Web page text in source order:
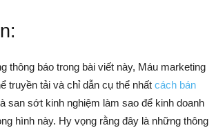
thông báo trong bài viết này, Máu marketing
truyền tải và chỉ dẫn cụ thể nhất cách bán
san sớt kinh nghiệm làm sao để kinh doanh
hình này. Hy vọng rằng đây là những thông